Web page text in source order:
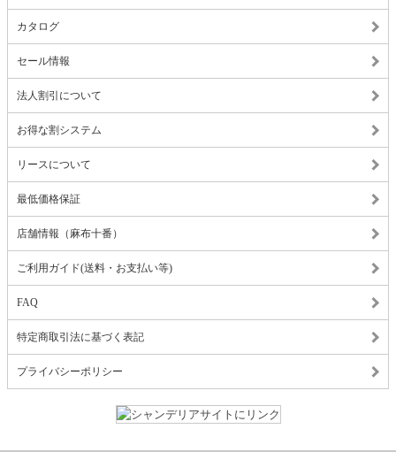
カタログ
セール情報
法人割引について
お得な割システム
リースについて
最低価格保証
店舗情報（麻布十番）
ご利用ガイド(送料・お支払い等)
FAQ
特定商取引法に基づく表記
プライバシーポリシー